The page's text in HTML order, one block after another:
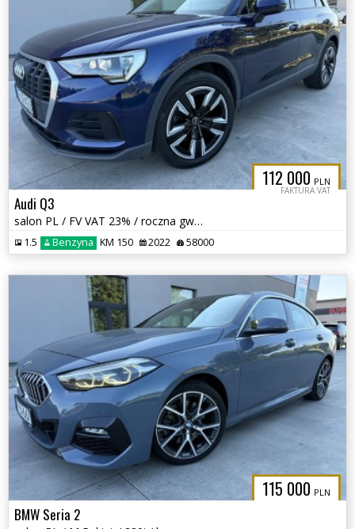
112 000 PLN
FAKTURA VAT
Audi Q3
salon PL / FV VAT 23% / roczna gwarancja / bezwypadkowy / dwa kom. kół
1.5 Benzyna KM 150 2022 58000
115 000 PLN
BMW Seria 2